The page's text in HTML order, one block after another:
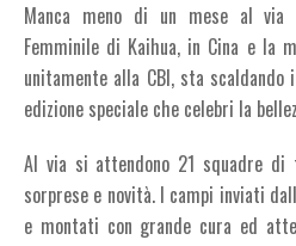
Manca meno di un mese al via
Femminile di Kaihua, in Cina e la
unitamente alla CBI, sta
edizione speciale che celebri la
Al via si attendono 21 squadre
sorprese e novità. I campi inviati
e montati con grande cura ed